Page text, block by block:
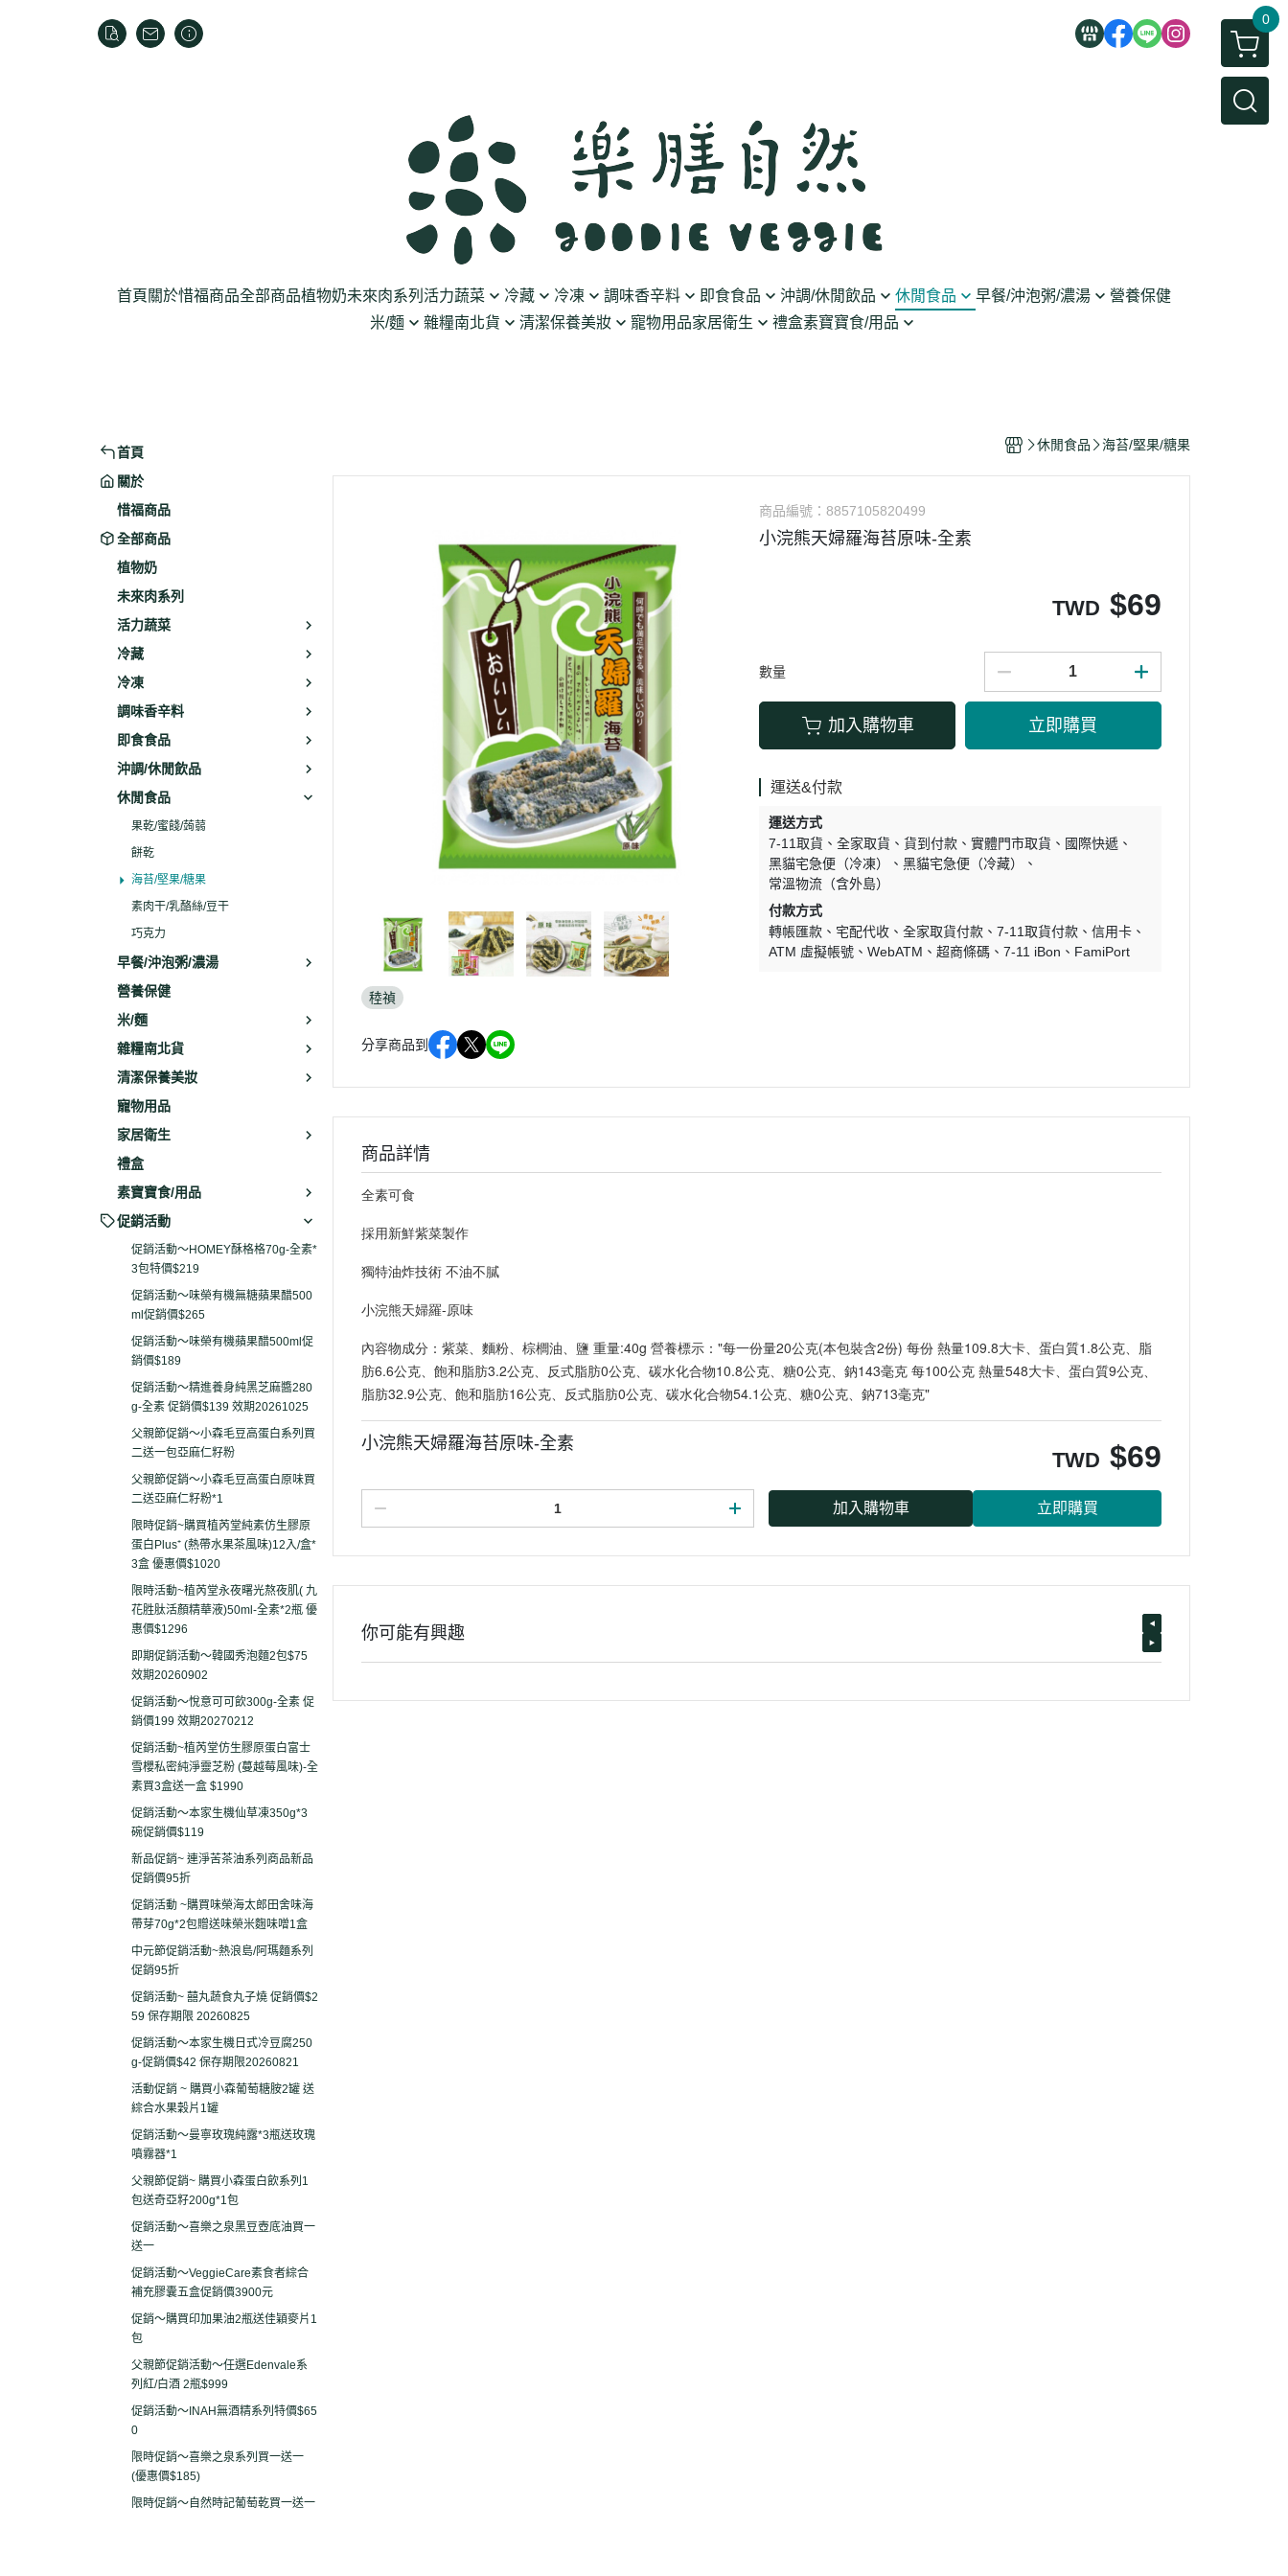
0
首頁 關於惜福商品全部商品植物奶未來肉系列 活力蔬菜 冷藏 冷凍
天貝/醬料/素旦
涼拌
冰淇淋
調味香辛料 即食食品
高湯/湯底
蒟蒻
沖調/休閒飲品 休閒食品 早餐/沖泡粥/濃湯
營養保健
米/麵
雜糧南北貨 清潔保養美妝 寵物用品家居衛生 禮盒素寶寶食/用品
首頁
關於
惜福商品
全部商品
植物奶
未來肉系列
活力蔬菜
冷藏
冷凍
調味香辛料
即食食品
沖調/休閒飲品
休閒食品
果乾/蜜餞/蒟蒻
餅乾
海苔/堅果/糖果
素肉干/乳酪絲/豆干
巧克力
早餐/沖泡粥/濃湯
營養保健
米/麵
雜糧南北貨
清潔保養美妝
寵物用品
家居衛生
禮盒
素寶寶食/用品
促銷活動
促銷活動～HOMEY酥格格70g-全素*
3包特價$219
促銷活動～味榮有機無糖蘋果醋500
ml促銷價$265
促銷活動～味榮有機蘋果醋500ml促
銷價$189
促銷活動～精進養身純黑芝麻醬280
g-全素 促銷價$139 效期20261025
父親節促銷～小森毛豆高蛋白系列買
二送一包亞麻仁籽粉
父親節促銷～小森毛豆高蛋白原味買
二送亞麻仁籽粉*1
限時促銷~購買植芮堂純素仿生膠原
蛋白Plus⁺ (熱帶水果茶風味)12入/盒*
3盒 優惠價$1020
限時活動~植芮堂永夜曙光熬夜肌( 九
花胜肽活顏精華液)50ml-全素*2瓶 優
惠價$1296
即期促銷活動～韓國秀泡麵2包$75
效期20260902
促銷活動～悅意可可飲300g-全素 促
銷價199 效期20270212
促銷活動~植芮堂仿生膠原蛋白富士
雪櫻私密純淨靈芝粉 (蔓越莓風味)-全
素買3盒送一盒 $1990
促銷活動～本家生機仙草凍350g*3
碗促銷價$119
新品促銷~ 連淨苦茶油系列商品新品
促銷價95折
促銷活動 ~購買味榮海太郎田舍味海
帶芽70g*2包贈送味榮米麴味噌1盒
中元節促銷活動~熱浪島/阿瑪麵系列
促銷95折
促銷活動~ 囍丸蔬食丸子燒 促銷價$2
59 保存期限 20260825
促銷活動～本家生機日式冷豆腐250
g-促銷價$42 保存期限20260821
活動促銷 ~ 購買小森葡萄糖胺2罐 送
綜合水果穀片1罐
促銷活動～曼寧玫瑰純露*3瓶送玫瑰
噴霧器*1
父親節促銷~ 購買小森蛋白飲系列1
包送奇亞籽200g*1包
促銷活動～喜樂之泉黑豆壺底油買一
送一
促銷活動～VeggieCare素食者綜合
補充膠囊五盒促銷價3900元
促銷～購買印加果油2瓶送佳穎麥片1
包
父親節促銷活動～任選Edenvale系
列紅/白酒 2瓶$999
促銷活動～INAH無酒精系列特價$65
0
限時促銷～喜樂之泉系列買一送一
(優惠價$185)
限時促銷～自然時記葡萄乾買一送一
休閒食品 海苔/堅果/糖果
稑禎
分享商品到
商品編號：8857105820499
小浣熊天婦羅海苔原味-全素
TWD $69
數量
加入購物車 立即購買
運送&付款
運送方式
7-11取貨
全家取貨 貨到付款 實體門市取貨
國際快遞
黑貓宅急便（冷凍）
黑貓宅急便（冷藏）
常溫物流（含外島）
付款方式
轉帳匯款
宅配代收 全家取貨付款 7-11取貨付款
信用卡
ATM 虛擬帳號
WebATM 超商條碼 7-11 iBon FamiPort
商品詳情
全素可食
採用新鮮紫菜製作
獨特油炸技術 不油不膩
小浣熊天婦羅-原味
內容物成分：紫菜、麵粉、棕櫚油、鹽 重量:40g 營養標示："每一份量20公克(本包裝含2份) 每份 熱量109.8大卡、蛋白質1.8公克、脂
肪6.6公克、飽和脂肪3.2公克、反式脂肪0公克、碳水化合物10.8公克、糖0公克、鈉143毫克 每100公克 熱量548大卡、蛋白質9公克、
脂肪32.9公克、飽和脂肪16公克、反式脂肪0公克、碳水化合物54.1公克、糖0公克、鈉713毫克"
小浣熊天婦羅海苔原味-全素
TWD $69
加入購物車 立即購買
你可能有興趣